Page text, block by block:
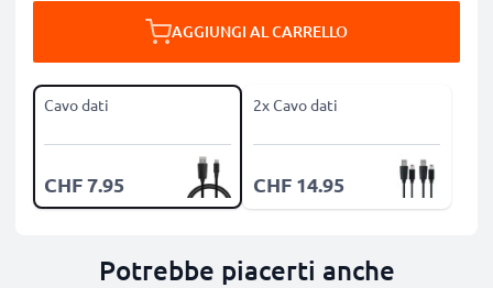
AGGIUNGI AL CARRELLO
Cavo dati
CHF 7.95
2x Cavo dati
CHF 14.95
Potrebbe piacerti anche